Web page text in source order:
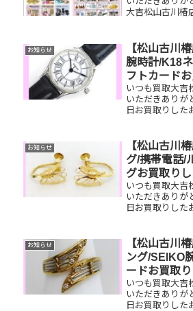
大吉松山古川椿
断られたもの
けるものならお
お知らせ
【松山古川
腕時計/K18
フトカード
いつも買取大吉
いただきありが
日お買取りした
お品物はござ
吉松山古川椿店
お知らせ
【松山古川
グ/携帯電話/
グお買取り
いつも買取大吉
いただきありが
日お買取りした
ざいませんか？
椿店にお査定さ
お知らせ
【松山古川
ング/SEIKO
ードお買取り
いつも買取大吉
いただきありが
日お買取りした